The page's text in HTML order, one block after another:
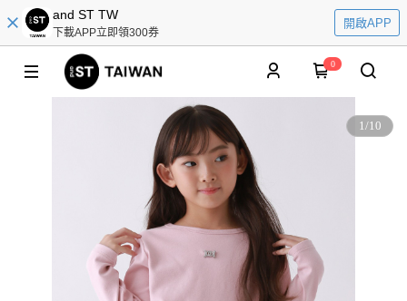
and ST TW
下載APP立即領300券
開啟APP
0
1/10